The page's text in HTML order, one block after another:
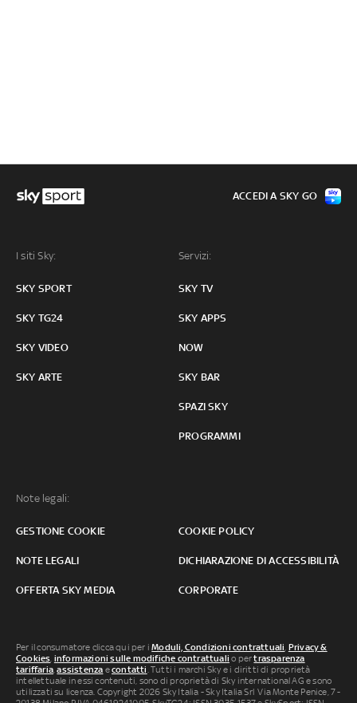
I siti Sky:
SKY SPORT
SKY TG24
SKY VIDEO
SKY ARTE
Servizi:
SKY TV
SKY APPS
NOW
SKY BAR
SPAZI SKY
PROGRAMMI
Note legali:
GESTIONE COOKIE COOKIE POLICY
NOTE LEGALI DICHIARAZIONE DI ACCESSIBILITÀ
OFFERTA SKY MEDIA CORPORATE
ACCEDI A SKY GO
Per il consumatore clicca qui per iModuli, Condizioni contrattuali, Privacy &
Cookies, informazioni sulle modifiche contrattuali o pertrasparenza
tariffaria,assistenza econtatti. Tutti i marchi Sky e i diritti di proprietà
intellettuale in essi contenuti, sono di proprietà di Sky international AG e sono
utilizzati su licenza. Copyright 2026 Sky Italia - Sky Italia Srl Via Monte Penice, 7 -